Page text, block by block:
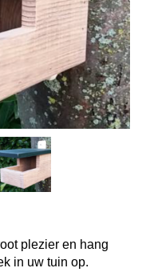
plezier en hang
in uw tuin op.